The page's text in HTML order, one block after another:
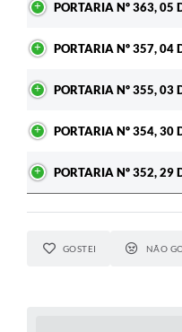
PORTARIA Nº 363, 05
PORTARIA Nº 357, 04
PORTARIA Nº 355, 03
PORTARIA Nº 354, 30
PORTARIA Nº 352, 29
GOSTEI NÃO